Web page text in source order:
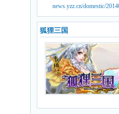
news.yzz.cn/domestic/
狐狸三国